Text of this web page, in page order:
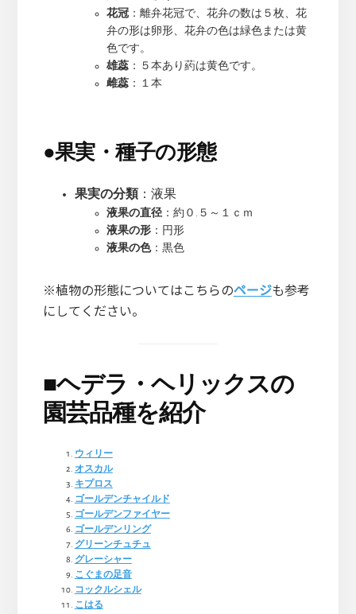
花冠：離弁花冠で、花弁の数は５枚、花
弁の形は卵形、花弁の色は緑色または黄
色です。
雄蕊：５本あり葯は黄色です。
雌蕊：１本
●果実・種子の形態
果実の分類 ：液果
液果の直径：約０.５～１ｃｍ
液果の形：円形
液果の色：黒色
※植物の形態についてはこちらのページも参考
にしてください。
■ヘデラ・ヘリックスの
園芸品種を紹介
ウィリー
オスカル
キプロス
ゴールデンチャイルド
ゴールデンファイヤー
ゴールデンリング
グリーンチュチュ
グレーシャー
こぐまの足音
コックルシェル
こはる